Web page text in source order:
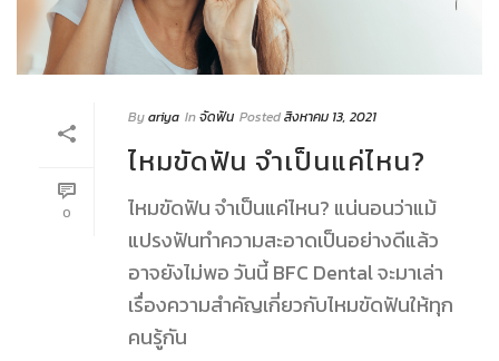
0
Byariya Inจัดฟัน Postedสิงหาคม 13, 2021
ไหมขัดฟัน จำเป็นแค่ไหน?
ไหมขัดฟัน จำเป็นแค่ไหน? แน่นอนว่าแม้
แปรงฟันทำความสะอาดเป็นอย่างดีแล้ว
อาจยังไม่พอ วันนี้ BFC Dental จะมาเล่า
เรื่องความสำคัญเกี่ยวกับไหมขัดฟันให้ทุก
คนรู้กัน